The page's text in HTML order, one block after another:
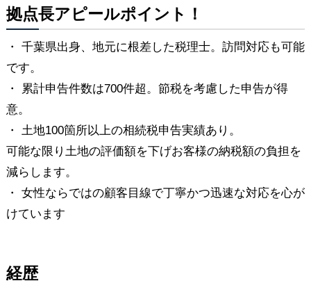
拠点長アピールポイント！
・ 千葉県出身、地元に根差した税理士。訪問対応も可能
です。
・ 累計申告件数は700件超。節税を考慮した申告が得
意。
・ 土地100箇所以上の相続税申告実績あり。
可能な限り土地の評価額を下げお客様の納税額の負担を
減らします。
・ 女性ならではの顧客目線で丁寧かつ迅速な対応を心が
けています
経歴